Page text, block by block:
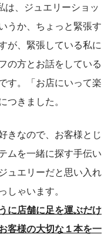
は、ジュエリーショッ
うか、ちょっと緊張す
が、緊張している私に
の方とお話をしている
す。「お店にいって楽
きました。
きなので、お客様とじ
ムを一緒に探す手伝い
ュエリーだと思い入れ
ゃいます。
に店舗に足を運ぶだけ
客様の大切な１本を一